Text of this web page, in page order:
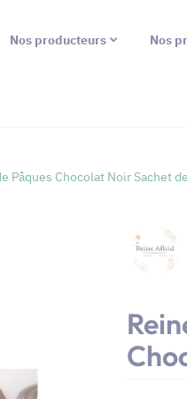
Nos producteurs Nos
Pâques Chocolat Noir Sachet